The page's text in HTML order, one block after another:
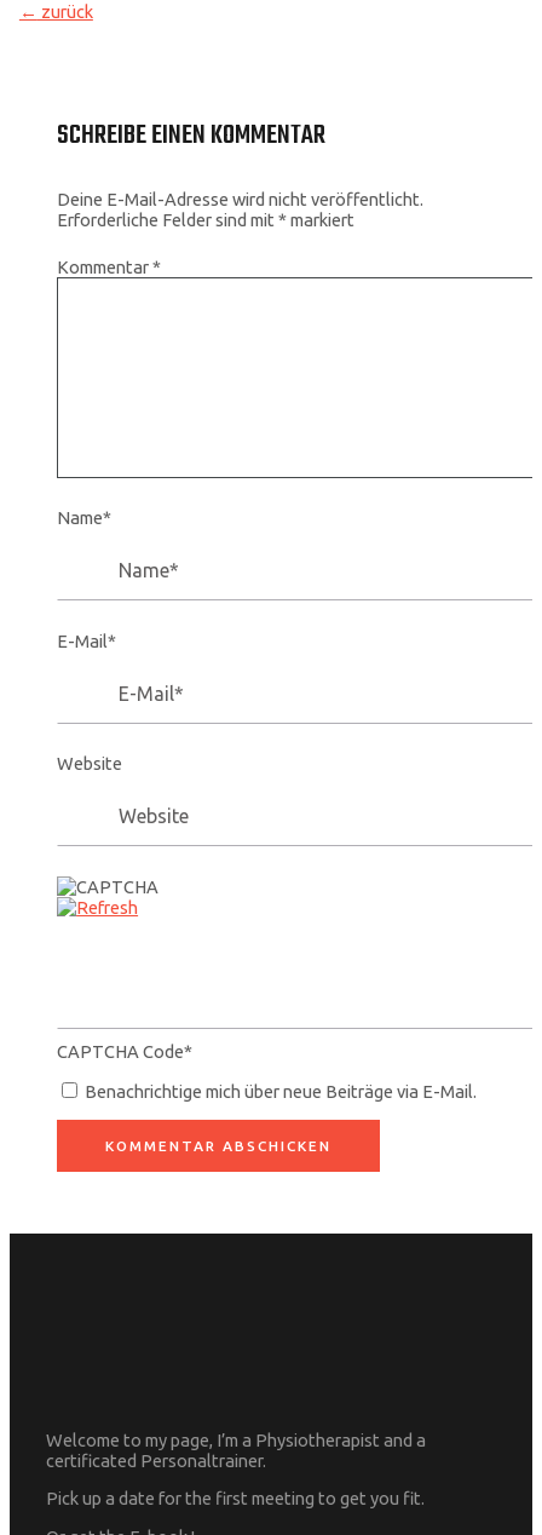
← zurück
SCHREIBE EINEN KOMMENTAR
Deine E-Mail-Adresse wird nicht veröffentlicht.
Erforderliche Felder sind mit*markiert
Kommentar*
Name*
E-Mail*
Website
CAPTCHA Code*
Benachrichtige mich über neue Beiträge via E-Mail.
Welcome to my page, I’m a Physiotherapist and a
certificated Personaltrainer.
Pick up a date for the first meeting to get you fit.